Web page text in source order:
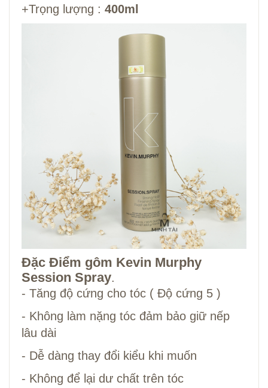
+Trọng lượng : 400ml
Đặc Điểm gôm Kevin Murphy
Session Spray.
- Tăng độ cứng cho tóc ( Độ cứng 5 )
- Không làm nặng tóc đảm bảo giữ nếp
lâu dài
- Dễ dàng thay đổi kiểu khi muốn
- Không để lại dư chất trên tóc